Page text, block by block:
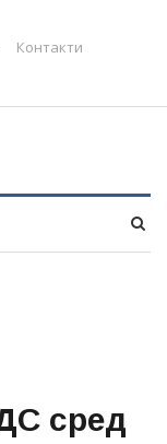
Контакти
сред